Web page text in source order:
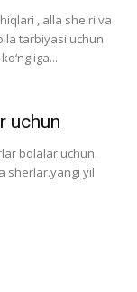
, alla she'ri va
tarbiyasi uchun
uchun
bolalar uchun.
sherlar.yangi yil